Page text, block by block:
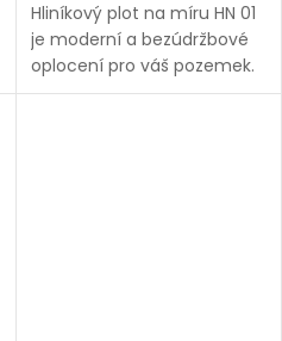
Hliníkový plot na míru HN 01
je moderní a bezúdržbové
oplocení pro váš pozemek.
Vyrábíme ho v rozsahu